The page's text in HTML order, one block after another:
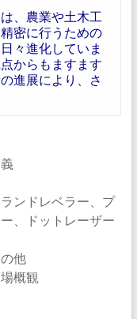
、農業や土木工
密に行うための
々進化していま
からもますます
進展により、さ
ンドレベラー、プ
、ドットレーザー
他
概観